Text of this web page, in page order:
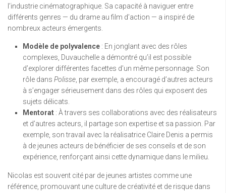
l’industrie cinématographique. Sa capacité à naviguer entre
différents genres — du drame au film d’action — a inspiré de
nombreux acteurs émergents.
Modèle de polyvalence : En jonglant avec des rôles
complexes, Duvauchelle a démontré qu’il est possible
d’explorer différentes facettes d’un même personnage. Son
rôle dans Polisse, par exemple, a encouragé d’autres acteurs
à s’engager sérieusement dans des rôles qui exposent des
sujets délicats.
Mentorat : À travers ses collaborations avec des réalisateurs
et d’autres acteurs, il partage son expertise et sa passion. Par
exemple, son travail avec la réalisatrice Claire Denis a permis
à de jeunes acteurs de bénéficier de ses conseils et de son
expérience, renforçant ainsi cette dynamique dans le milieu.
Nicolas est souvent cité par de jeunes artistes comme une
référence, promouvant une culture de créativité et de risque dans